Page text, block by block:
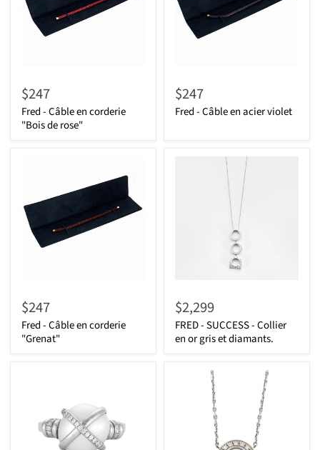
$247
Fred - Câble en corderie
"Bois de rose"
$247
Fred - Câble en acier violet
$247
Fred - Câble en corderie
"Grenat"
$2,299
FRED - SUCCESS - Collier
en or gris et diamants.